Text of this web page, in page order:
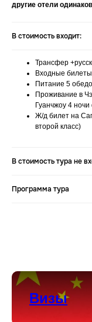
другие отели
В стоимость входит:
Трансфер
Входные
Питание 5
Проживание в
Гуанчжоу 4
Ж/д билет на
второй класс)
В стоимость тура не
Программа тура
Визы